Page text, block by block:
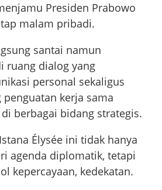
Presiden Prabowo
malam pribadi.
santai namun
ruang dialog yang
personal sekaligus
kerja sama
berbagai bidang strategis.
Élysée ini tidak hanya
agenda diplomatik, tetapi
kepercayaan, kedekatan.